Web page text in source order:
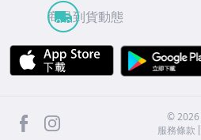
商品到貨動態
APP Store
facebook ©2026
服務條款